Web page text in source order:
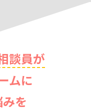
談員が
ムに
を